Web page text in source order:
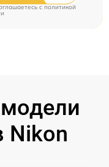
cполитикой
Nikon